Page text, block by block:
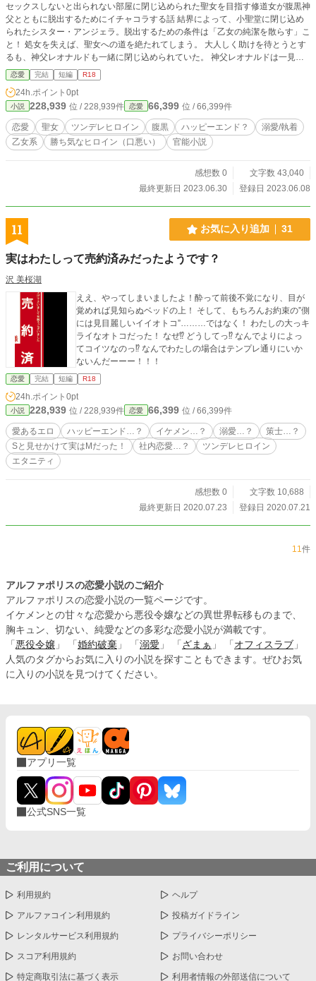
セックスしないと出られない部屋に閉じ込められた聖女を目指す修道女が腹黒神
父とともに脱出するためにイチャコラする話 結界によって、小聖堂に閉じ込め
られたシスター・アンジェラ。脱出するための条件は「乙女の純潔を散らす」こ
と！ 処女を失えば、聖女への道を絶たれてしまう。 大人しく助けを待とうとす
るも、神父レオナルドも一緒に閉じ込められていた。 神父レオナルドは一見人
畜無害そうであるが、アンジェラは彼に苦手意識を持っている。 そんな彼に
「セックスしましょう」と持ちかけられ、アンジェラは戸惑いつつも、神父の与
える快楽に溺れていくのだった……。 ✚約3〜4万字の短編になる予定です。 ✚
完結まで完成してますが、修正しながらの投稿なので、投稿ペースは遅めです。
恋愛 完結 短編 R18
24h.ポイント 0pt
小説 228,939 位 / 228,939件 恋愛 66,399 位 / 66,399件
恋愛 聖女 ツンデレヒロイン 腹黒 ハッピーエンド？
溺愛/執着
乙女系
勝ち気なヒロイン（口悪い） 官能小説
感想数 0
文字数 43,040
最終更新日 2023.06.30
登録日 2023.06.08
11 お気に入り追加 31
実はわたしって売約済みだったようです？
沢 美桜湖
ええ、やってしまいましたよ！酔って前後不覚になり、目が
覚めれば見知らぬベッドの上！ そして、もちろんお約束の”側
には見目麗しいイイオトコ”………ではなく！ わたしの大っキ
ライなオトコだった！ なぜ⁉︎ どうしてっ⁉︎ なんでよりによっ
てコイツなのっ⁉︎ なんでわたしの場合はテンプレ通りにいか
ないんだーーー！！！
恋愛 完結 短編 R18
24h.ポイント 0pt
小説 228,939 位 / 228,939件 恋愛 66,399 位 / 66,399件
愛あるエロ ハッピーエンド…？ イケメン…？ 溺愛…？
策士…？
Sと見せかけて実はMだった！
社内恋愛…？
ツンデレヒロイン
エタニティ
感想数 0
文字数 10,688
最終更新日 2020.07.23
登録日 2020.07.21
11件
アルファポリスの恋愛小説のご紹介
アルファポリスの恋愛小説の一覧ページです。
イケメンとの甘々な恋愛から悪役令嬢などの異世界転移ものまで、
胸キュン、切ない、純愛などの多彩な恋愛小説が満載です。
「 悪役令嬢 」 「 婚約破棄 」 「 溺愛 」 「 ざまぁ 」 「 オフィスラブ 」
人気のタグからお気に入りの小説を探すこともできます。ぜひお気
に入りの小説を見つけてください。
アプリ一覧
公式SNS一覧
ご利用について
利用規約 ヘルプ
アルファコイン利用規約 投稿ガイドライン
レンタルサービス利用規約 プライバシーポリシー
スコア利用規約 お問い合わせ
特定商取引法に基づく表示 利用者情報の外部送信について